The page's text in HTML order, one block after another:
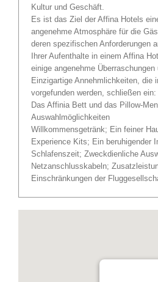
Kultur und Geschäft.
Es ist das Ziel der Affina Hotels
angenehme Atmosphäre für die
deren spezifischen Anforderungen
Ihrer Aufenthalte in einem Affina
einige angenehme Überraschungen
Einzigartige Annehmlichkeiten, die
vorgefunden werden, schließen ein:
Das Affinia Bett und das Pillow-
Auswahlmöglichkeiten
Willkommensgetränk; Ein feiner
Experience Kits; Ein beruhigender
Schlafenszeit; Zweckdienliche
Netzanschlusskabeln;
Einschränkungen der